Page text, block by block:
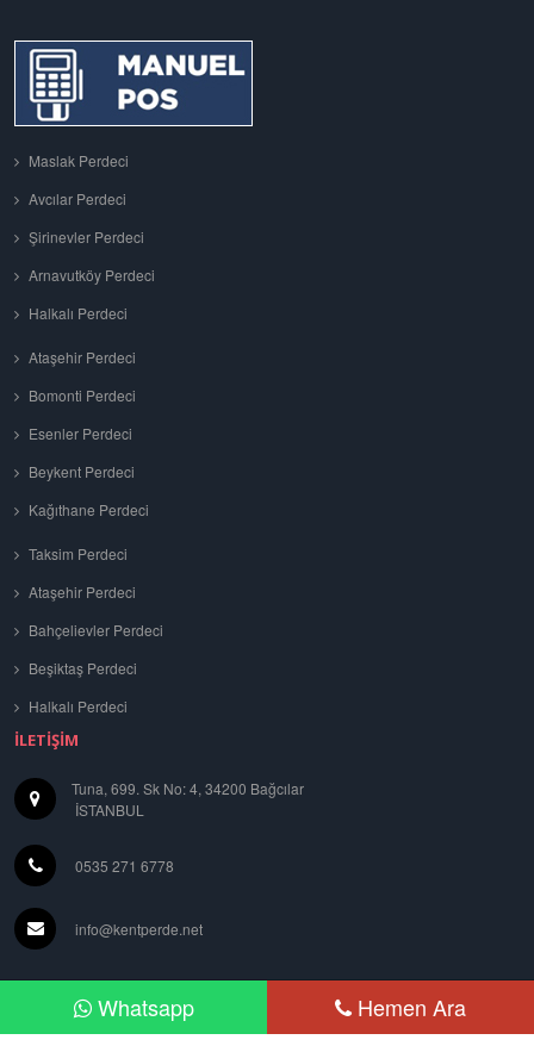
Maslak Perdeci
Avcılar Perdeci
Şirinevler Perdeci
Arnavutköy Perdeci
Halkalı Perdeci
Ataşehir Perdeci
Bomonti Perdeci
Esenler Perdeci
Beykent Perdeci
Kağıthane Perdeci
Taksim Perdeci
Ataşehir Perdeci
Bahçelievler Perdeci
Beşiktaş Perdeci
Halkalı Perdeci
İLETIŞIM
Tuna, 699. Sk No: 4, 34200 Bağcılar
İSTANBUL
0535 271 6778
info@kentperde.net
Stor,Jaluzi,Zebra Perde Modelleri
Whatsapp Hemen Ara